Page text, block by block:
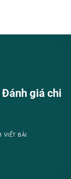
giá chi
VIẾT BÀI